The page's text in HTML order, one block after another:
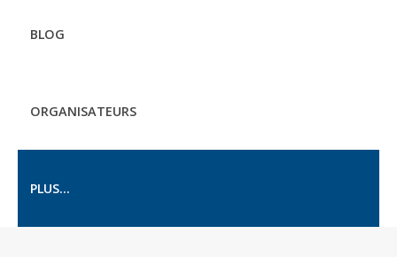
BLOG
ORGANISATEURS
PLUS...